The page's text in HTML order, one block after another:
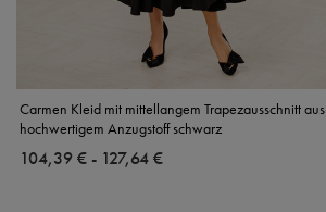
Carmen Kleid mit mittellangem Trapezausschnitt aus
hochwertigem Anzugstoff schwarz
ab
104,39 € - bis
127,64 €